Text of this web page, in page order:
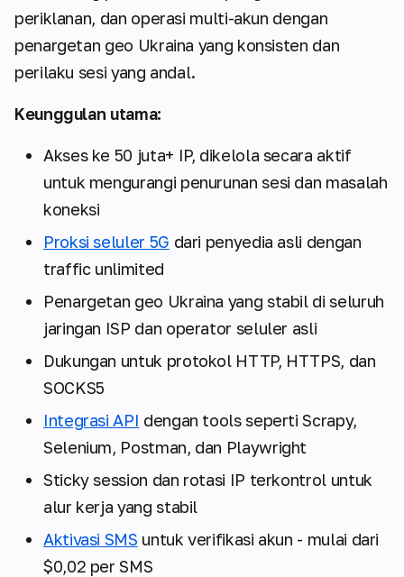
periklanan, dan operasi multi-akun dengan
penargetan geo Ukraina yang konsisten dan
perilaku sesi yang andal.
Keunggulan utama:
Akses ke 50 juta+ IP, dikelola secara aktif
untuk mengurangi penurunan sesi dan masalah
koneksi
Proksi seluler 5G dari penyedia asli dengan
traffic unlimited
Penargetan geo Ukraina yang stabil di seluruh
jaringan ISP dan operator seluler asli
Dukungan untuk protokol HTTP, HTTPS, dan
SOCKS5
Integrasi API dengan tools seperti Scrapy,
Selenium, Postman, dan Playwright
Sticky session dan rotasi IP terkontrol untuk
alur kerja yang stabil
Aktivasi SMS untuk verifikasi akun - mulai dari
$0,02 per SMS